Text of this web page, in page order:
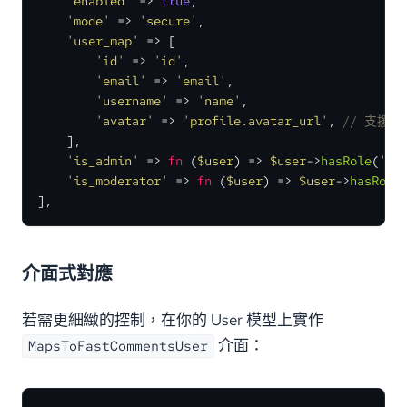
'mode'
=> 'secure' ,
'user_map'
=> [
'id'
=> 'id' ,
'email'
=> 'email' ,
'username'
=> 'name' ,
'avatar'
=> 'profile.avatar_url' ,
// 支援點
    ],
'is_admin'
=> fn ($user) => $user->hasRole(
'is_moderator'
=> fn ($user) => $user->hasRole
],
介面式對應
若需更細緻的控制，在你的 User 模型上實作
MapsToFastCommentsUser 介面：